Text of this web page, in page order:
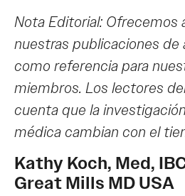
Nota Editorial: Ofrecemos
nuestras publicaciones de
como referencia para
miembros. Los lectores
cuenta que la
médica cambian con el
Kathy Koch, Med,
Great Mills MD USA